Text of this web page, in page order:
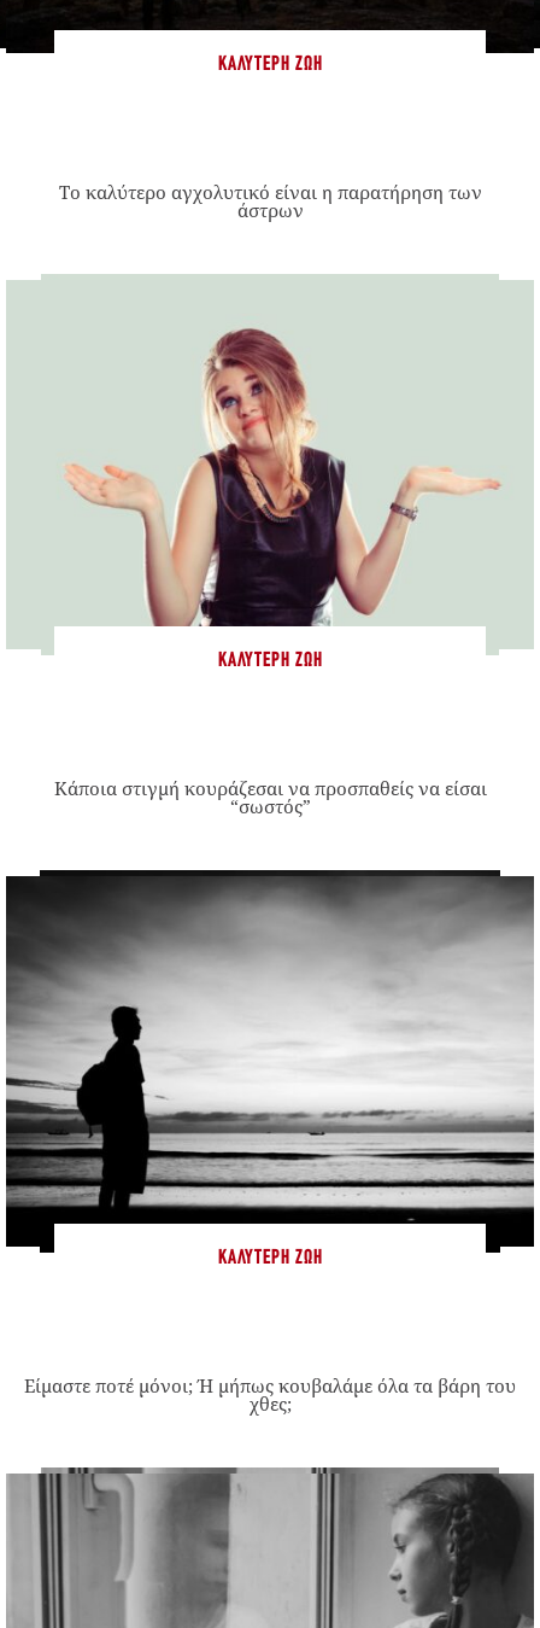
ΚΑΛΎΤΕΡΗ ΖΩΉ
Το καλύτερο αγχολυτικό είναι η παρατήρηση των
άστρων
ΚΑΛΎΤΕΡΗ ΖΩΉ
Κάποια στιγμή κουράζεσαι να προσπαθείς να είσαι
“σωστός”
ΚΑΛΎΤΕΡΗ ΖΩΉ
Είμαστε ποτέ μόνοι; Ή μήπως κουβαλάμε όλα τα βάρη του
χθες;